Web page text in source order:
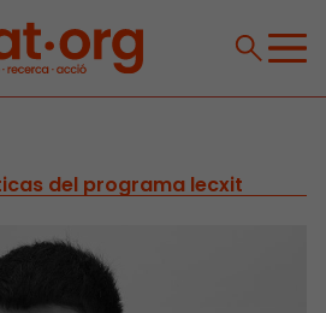
del programa lecxit